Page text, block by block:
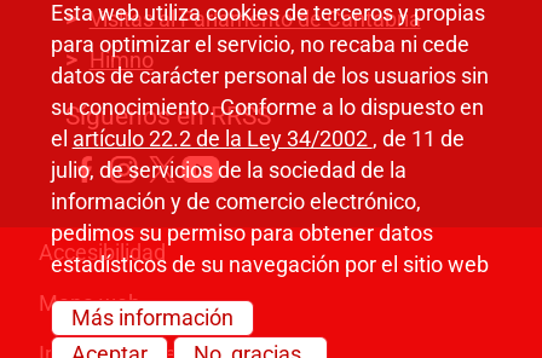
Visitas al Parlamento de Cantabria
Himno
Síguenos en RRSS
Pie de página
Accesibilidad
Mapa web
Esta web utiliza cookies de terceros y propias
para optimizar el servicio, no recaba ni cede
datos de carácter personal de los usuarios sin
su conocimiento. Conforme a lo dispuesto en
el artículo 22.2 de la Ley 34/2002 , de 11 de
julio, de servicios de la sociedad de la
información y de comercio electrónico,
pedimos su permiso para obtener datos
estadísticos de su navegación por el sitio web
Más información